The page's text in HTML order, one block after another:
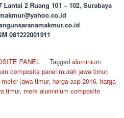
2 Ruang 101 – 102, Surabaya
081222001911
PANEL Tagged aluminium
composite panel murah jawa timur,
jawa timur, harga acp 2016, harga
timur, merk aluminium composite